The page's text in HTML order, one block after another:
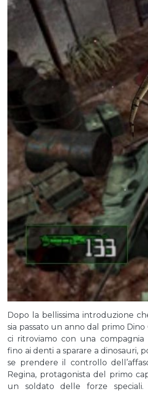
Dopo la bellissima introduzione
sia passato un anno dal primo Dino
ci ritroviamo con una compagnia
fino ai denti a sparare a dinosauri,
se prendere il controllo
Regina, protagonista del primo
un soldato delle forze speciali.